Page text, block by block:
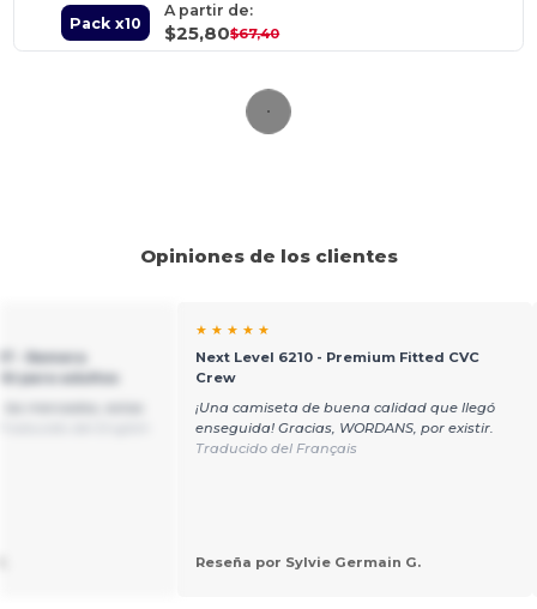
Pack x10
A partir de:
$25,80$67,40
Opiniones de los clientes
- Remera
para adultos
★ ★ ★ ★ ★
Next Level 6210 - Premium Fitted CVC
Crew
¡Una camiseta de buena calidad que llegó
enseguida! Gracias, WORDANS, por existir.
Traducido del Français
Reseña por Sylvie Germain G.